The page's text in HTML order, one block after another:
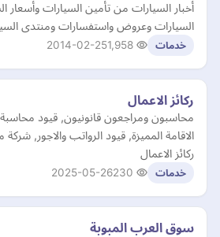
أخبار السيارات من تأمين السيارات
السيارات وعروض واستفسارات ومنتدى
خدمات 2014-02-25
ركائز الاعمال
محاسبون ومراجعون قانونيون, قيود
الاقامة المميزة, قيود الرواتب والاجور,
ركائز الاعمال
خدمات 2025-05-26
سوق العرب المبوبة